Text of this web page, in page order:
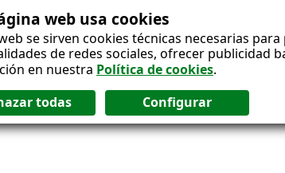
web usa cookies
se sirven cookies técnicas necesarias
de redes sociales, ofrecer publicidad
en nuestra Política de cookies.